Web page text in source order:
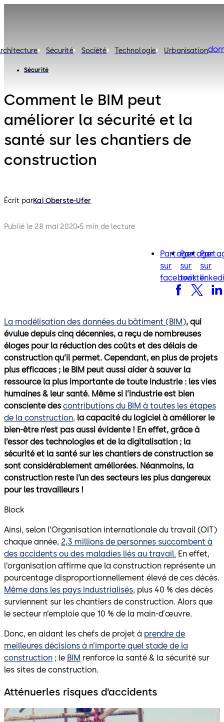
Sécurité Société Technologie Urbanisation
Sécurité
Comment le BIM peut
améliorer la sécurité et la
santé sur les chantiers de
construction
Écrit parKai Oberste-Ufer
Publié le 28 mai 2020 5 min de lecture
Partager
sur
facebook
facebook
Partager
sur
twitter
twitter
sur
La modélisation des données du bâtiment (BIM), qui
évulue depuis cinq décennies, a reçu de nombreuses
éloges pour la réduction des coûts et des délais de
construction qu’il permet. Cependant, en plus de projets
plus efficaces ; le BIM peut aussi aider à sauver la
ressource la plus importante de toute industrie : les vies
humaines & leur santé. Même si l’industrie est bien
consciente des contributions du BIM à toutes les étapes
de la construction, la capacité du logiciel à améliorer le
bien-être n’est pas aussi évidente ! En effet, grâce à
l’essor des technologies et de la digitalisation ; la
sécurité et la santé sur les chantiers de construction se
sont considérablement améliorées. Néanmoins, la
construction reste l’un des secteurs les plus dangereux
pour les travailleurs !
Block
Ainsi, selon l’Organisation internationale du travail (OIT)
chaque année, 2,3 millions de personnes succombent à
des accidents ou des maladies liés au travail. En effet,
l’organisation affirme que la construction représente un
pourcentage disproportionnellement élevé de ces décès.
Même dans les pays industrialisés, plus 40 % des décès
surviennent sur les chantiers de construction. Alors que
le secteur n’emploie que 10 % de la main-d’œuvre.
Donc, en aidant les chefs de projet à prendre de
meilleures décisions à n’importe quel stade de la
construction ; le BIM renforce la santé & la sécurité sur
les sites de construction.
Atténuerles risques d’accidents